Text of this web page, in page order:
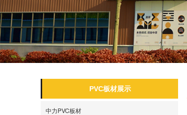
PVC板材展示
中力PVC板材